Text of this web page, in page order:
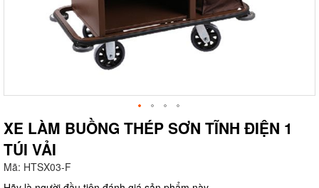
XE LÀM BUỒNG THÉP SƠN TĨNH ĐIỆN 1
TÚI VẢI
Mã: HTSX03-F